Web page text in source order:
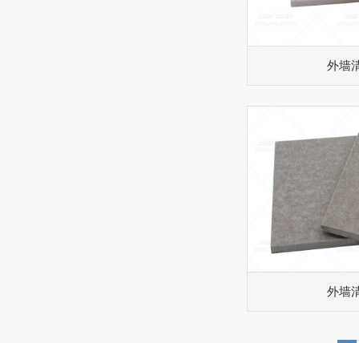
外墙
外墙